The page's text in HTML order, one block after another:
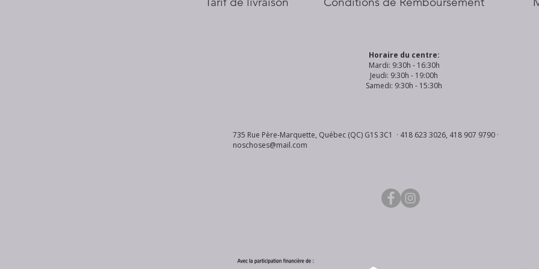
Horaire du centre:
Mardi: 9:30h - 16:30h
Jeudi: 9:30h - 19:00h
Samedi: 9:30h - 15:30h
735 Rue Père-Marquette, Québec (QC) G1S 3C1 · 418 623 3026, 418 907 9790 ·
noschoses@mail.com